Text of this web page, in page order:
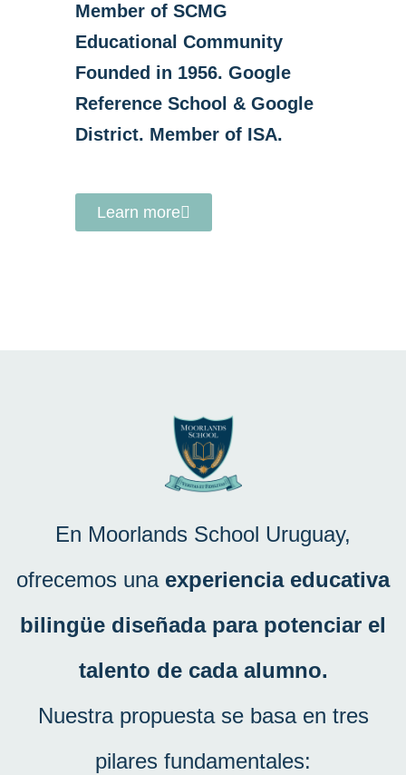
Member of SCMG
Educational Community
Founded in 1956. Google
Reference School & Google
District. Member of ISA.
Learn more
En Moorlands School Uruguay,
ofrecemos una experiencia educativa
bilingüe diseñada para potenciar el
talento de cada alumno.
Nuestra propuesta se basa en tres
pilares fundamentales: